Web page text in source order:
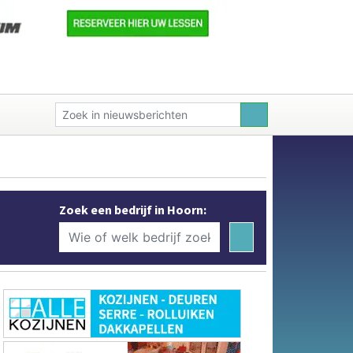
Zoek een bedrijf in Hoorn: